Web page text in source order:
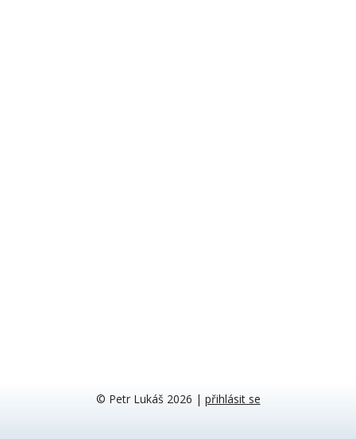
© Petr Lukáš 2026 | přihlásit se